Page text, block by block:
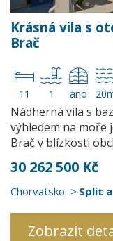
Krásná vila s
Brač
11 1 ano
Nádherná vila s
výhledem na moře
Brač v blízkosti
30 262 500 Kč
Chorvatsko Split
Zobrazit